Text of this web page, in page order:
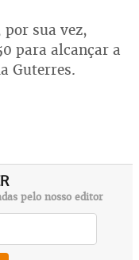
por sua vez,
para alcançar a
Guterres.
pelo nosso editor